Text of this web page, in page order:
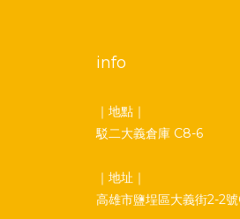
info
｜地點｜
駁二大義倉庫 C8-6
｜地址｜
高雄市鹽埕區大義街2-2